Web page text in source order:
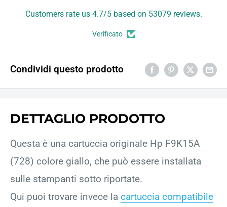
Customers rate us 4.7/5 based on 53079 reviews.
Verificato
Condividi questo prodotto
DETTAGLIO PRODOTTO
Questa è una cartuccia originale Hp F9K15A
(728) colore giallo, che può essere installata
sulle stampanti sotto riportate.
Qui puoi trovare invece la cartuccia compatibile